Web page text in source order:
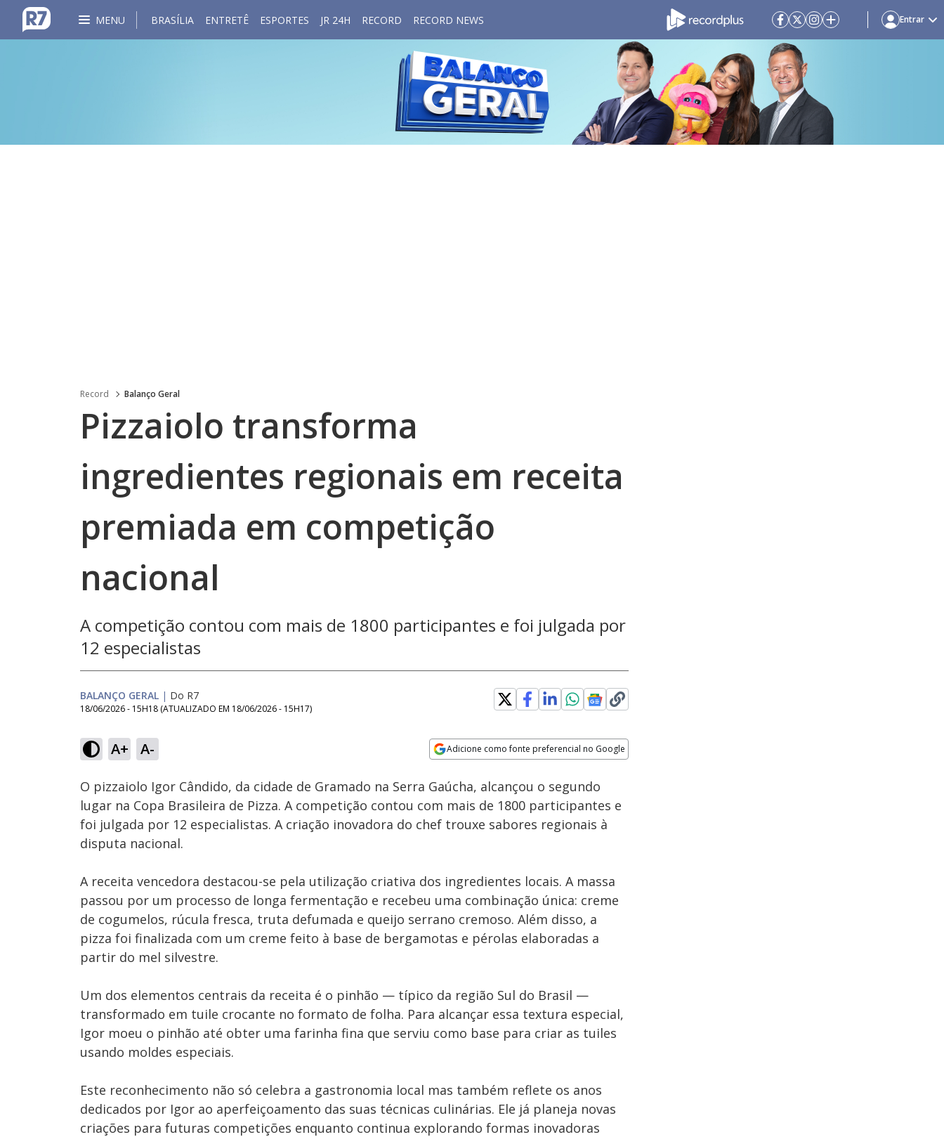
MENU BRASÍLIA ENTRETÊ ESPORTES JR 24H RECORD RECORD NEWS Entrar
Record Balanço Geral
Pizzaiolo transforma
ingredientes regionais em receita
premiada em competição
nacional
A competição contou com mais de 1800 participantes e foi julgada por
12 especialistas
BALANÇO GERAL | Do R7
18/06/2026 - 15H18 (ATUALIZADO EM 18/06/2026 - 15H17)
A+ A- Adicione como fonte preferencial no Google
Ativar
Som
Velocidade
O pizzaiolo Igor Cândido, da cidade de Gramado na Serra Gaúcha, alcançou o segundo
lugar na Copa Brasileira de Pizza. A competição contou com mais de 1800 participantes e
foi julgada por 12 especialistas. A criação inovadora do chef trouxe sabores regionais à
disputa nacional.
A receita vencedora destacou-se pela utilização criativa dos ingredientes locais. A massa
passou por um processo de longa fermentação e recebeu uma combinação única: creme
de cogumelos, rúcula fresca, truta defumada e queijo serrano cremoso. Além disso, a
pizza foi finalizada com um creme feito à base de bergamotas e pérolas elaboradas a
partir do mel silvestre.
Um dos elementos centrais da receita é o pinhão — típico da região Sul do Brasil —
transformado em tuile crocante no formato de folha. Para alcançar essa textura especial,
Igor moeu o pinhão até obter uma farinha fina que serviu como base para criar as tuiles
usando moldes especiais.
Este reconhecimento não só celebra a gastronomia local mas também reflete os anos
dedicados por Igor ao aperfeiçoamento das suas técnicas culinárias. Ele já planeja novas
criações para futuras competições enquanto continua explorando formas inovadoras